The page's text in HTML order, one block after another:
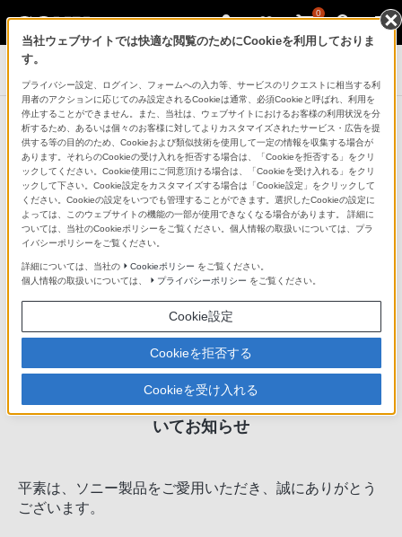
0
デジタルスチルカメラ Cyber-shot
お知らせ お知らせ一覧に戻る
2018年10月4日
ソニー株式会社
ソニーマーケティング株式会社
お客様各位
PlayMemories HomeおよびAction Cam Movie
Creatorをお使いのお客様へ一部機能の終了につ
いてお知らせ
平素は、ソニー製品をご愛用いただき、誠にありがとう
ございます。
当社ウェブサイトでは快適な閲覧のためにCookieを利用しておりま
す。
プライバシー設定、ログイン、フォームへの入力等、サービスのリクエストに相当する利
用者のアクションに応じてのみ設定されるCookieは通常、必須Cookieと呼ばれ、利用を
停止することができません。また、当社は、ウェブサイトにおけるお客様の利用状況を分
析するため、あるいは個々のお客様に対してよりカスタマイズされたサービス・広告を提
供する等の目的のため、Cookieおよび類似技術を使用して一定の情報を収集する場合が
あります。それらのCookieの受け入れを拒否する場合は、「Cookieを拒否する」をクリ
ックしてください。Cookie使用にご同意頂ける場合は、「Cookieを受け入れる」をクリ
ックして下さい。Cookie設定をカスタマイズする場合は「Cookie設定」をクリックして
ください。Cookieの設定をいつでも管理することができます。選択したCookieの設定に
よっては、このウェブサイトの機能の一部が使用できなくなる場合があります。 詳細に
ついては、当社のCookieポリシーをご覧ください。個人情報の取扱いについては、プラ
イバシーポリシーをご覧ください。
詳細については、当社の Cookieポリシー をご覧ください。
個人情報の取扱いについては、
プライバシーポリシー をご覧ください。
Cookie設定
Cookieを拒否する
Cookieを受け入れる